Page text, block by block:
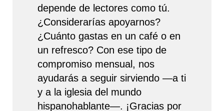
depende de lectores como tú.
¿Considerarías apoyarnos?
¿Cuánto gastas en un café o en
un refresco? Con ese tipo de
compromiso mensual, nos
ayudarás a seguir sirviendo —a ti
y a la iglesia del mundo
hispanohablante—. ¡Gracias por